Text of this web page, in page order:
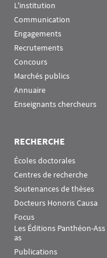
L'institution
Communication
Engagements
Recrutements
Concours
Marchés publics
Annuaire
Enseignants chercheurs
RECHERCHE
Écoles doctorales
Centres de recherche
Soutenances de thèses
Docteurs Honoris Causa
Focus
Les Éditions Panthéon-Ass
as
Publications